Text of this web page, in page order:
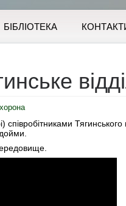
БІБЛІОТЕКА